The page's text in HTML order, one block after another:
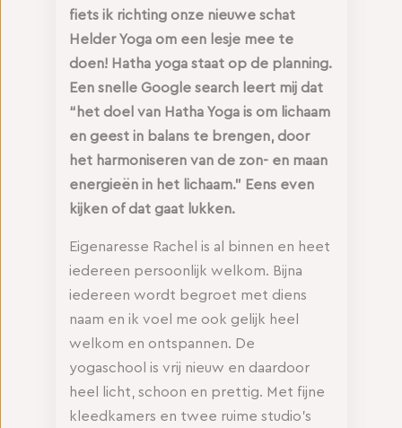
fiets ik richting onze nieuwe schat
Helder Yoga om een lesje mee te
doen! Hatha yoga staat op de planning.
Een snelle Google search leert mij dat
“het doel van Hatha Yoga is om lichaam
en geest in balans te brengen, door
het harmoniseren van de zon- en maan
energieën in het lichaam.” Eens even
kijken of dat gaat lukken.
Eigenaresse Rachel is al binnen en heet
iedereen persoonlijk welkom. Bijna
iedereen wordt begroet met diens
naam en ik voel me ook gelijk heel
welkom en ontspannen. De
yogaschool is vrij nieuw en daardoor
heel licht, schoon en prettig. Met fijne
kleedkamers en twee ruime studio’s